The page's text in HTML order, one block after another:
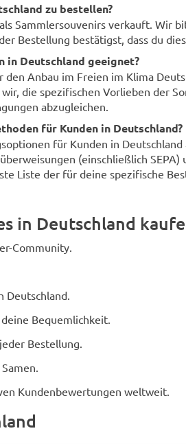
zu bestellen?
Sammlersouvenirs verkauft. Wir
Bestellung bestätigst, dass du
in Deutschland geeignet?
Anbau im Freien im Klima
die spezifischen Vorlieben der
abzugleichen.
für Kunden in Deutschland?
für Kunden in
(einschließlich
Liste der für deine spezifische
in Deutschland
Community.
Deutschland.
Bequemlichkeit.
Bestellung.
Kundenbewertungen weltweit.